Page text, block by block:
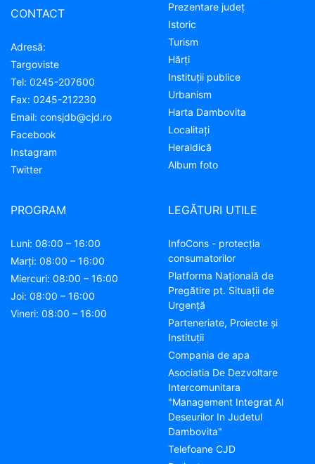
CONTACT
Adresă:
Targoviste
Tel: 0245-207600
Fax: 0245-212230
Email: consjdb@cjd.ro
Facebook
Instagram
Twitter
Prezentare judeţ
Istoric
Turism
Hărţi
Instituţii publice
Urbanism
Harta Dambovita
Localitaţi
Heraldică
Album foto
LEGĂTURI UTILE
InfoCons - protecția
consumatorilor
Platforma Națională de
Pregătire pt. Situații de
Urgență
Parteneriate, Proiecte și
Instituții
Compania de apa
Asociatia De Dezvoltare
Intercomunitara
"Management Integrat Al
Deseurilor In Judetul
Dambovita"
Telefoane CJD
PROGRAM
Luni: 08:00 – 16:00
Marți: 08:00 – 16:00
Miercuri: 08:00 – 16:00
Joi: 08:00 – 16:00
Vineri: 08:00 – 16:00